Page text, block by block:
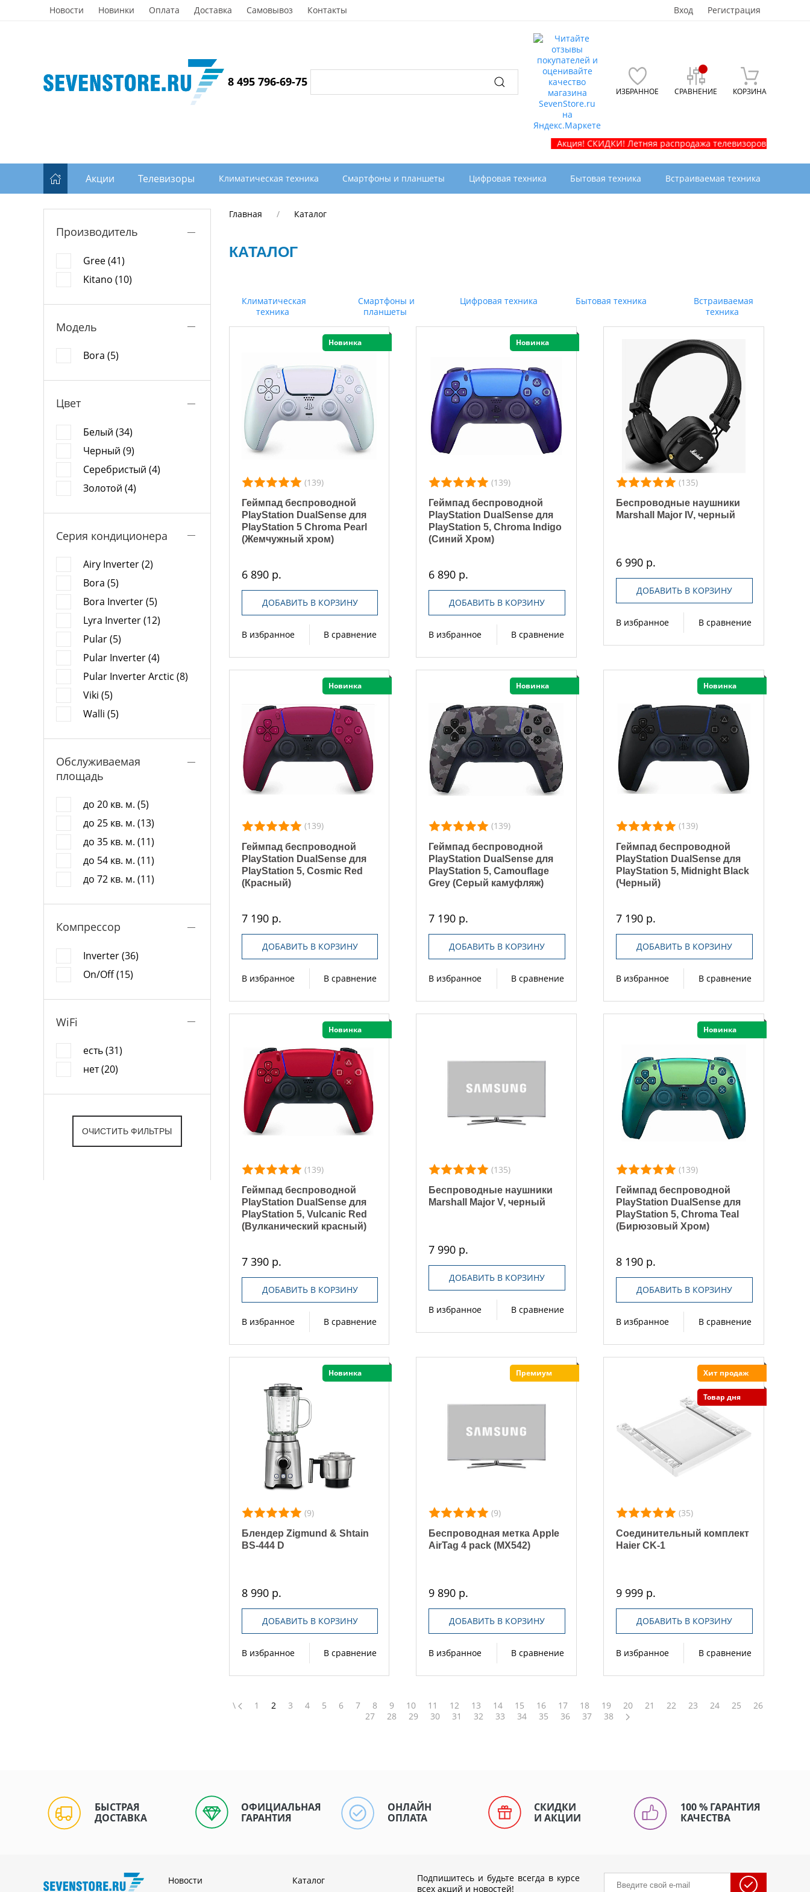
Новости Новинки Оплата Доставка Самовывоз Контакты Вход Регистрация
8 495 796-69-75
ИЗБРАННОЕ СРАВНЕНИЕ КОРЗИНА
Акция! СКИДКИ! Летняя распродажа телевизоров и бытовой
Акции Телевизоры Климатическая техника Смартфоны и планшеты Цифровая техника Бытовая техника Встраиваемая техника
Производитель
Gree (41)
Kitano (10)
Модель
Bora (5)
Цвет
Белый (34)
Черный (9)
Серебристый (4)
Золотой (4)
Серия кондиционера
Airy Inverter (2)
Bora (5)
Bora Inverter (5)
Lyra Inverter (12)
Pular (5)
Pular Inverter (4)
Pular Inverter Arctic (8)
Viki (5)
Walli (5)
Обслуживаемая
площадь
до 20 кв. м. (5)
до 25 кв. м. (13)
до 35 кв. м. (11)
до 54 кв. м. (11)
до 72 кв. м. (11)
Компрессор
Inverter (36)
On/Off (15)
WiFi
есть (31)
нет (20)
Главная Каталог
КАТАЛОГ
Климатическая
техника
Смартфоны и
планшеты
Цифровая техника Бытовая техника
Встраиваемая
техника
Новинка
(139)
Геймпад беспроводной
PlayStation DualSense для
PlayStation 5 Chroma Pearl
(Жемчужный хром)
6 890 р.
ДОБАВИТЬ В КОРЗИНУ
В избранное В сравнение
Новинка
(139)
Геймпад беспроводной
PlayStation DualSense для
PlayStation 5, Chroma Indigo
(Синий Хром)
6 890 р.
ДОБАВИТЬ В КОРЗИНУ
В избранное В сравнение
(135)
Беспроводные наушники
Marshall Major IV, черный
6 990 р.
ДОБАВИТЬ В КОРЗИНУ
В избранное В сравнение
Новинка
(139)
Геймпад беспроводной
PlayStation DualSense для
PlayStation 5, Cosmic Red
(Красный)
7 190 р.
ДОБАВИТЬ В КОРЗИНУ
В избранное В сравнение
Новинка
(139)
Геймпад беспроводной
PlayStation DualSense для
PlayStation 5, Camouflage
Grey (Серый камуфляж)
7 190 р.
ДОБАВИТЬ В КОРЗИНУ
В избранное В сравнение
Новинка
(139)
Геймпад беспроводной
PlayStation DualSense для
PlayStation 5, Midnight Black
(Черный)
7 190 р.
ДОБАВИТЬ В КОРЗИНУ
В избранное В сравнение
Новинка
(139)
Геймпад беспроводной
PlayStation DualSense для
PlayStation 5, Vulcanic Red
(Вулканический красный)
7 390 р.
ДОБАВИТЬ В КОРЗИНУ
В избранное В сравнение
(135)
Беспроводные наушники
Marshall Major V, черный
7 990 р.
ДОБАВИТЬ В КОРЗИНУ
В избранное В сравнение
Новинка
(139)
Геймпад беспроводной
PlayStation DualSense для
PlayStation 5, Chroma Teal
(Бирюзовый Хром)
8 190 р.
ДОБАВИТЬ В КОРЗИНУ
В избранное В сравнение
Новинка
(9)
Блендер Zigmund & Shtain
BS-444 D
8 990 р.
ДОБАВИТЬ В КОРЗИНУ
В избранное В сравнение
Премиум
(9)
Беспроводная метка Apple
AirTag 4 pack (MX542)
9 890 р.
ДОБАВИТЬ В КОРЗИНУ
В избранное В сравнение
Хит продаж
Товар дня
(35)
Соединительный комплект
Haier CK-1
9 999 р.
ДОБАВИТЬ В КОРЗИНУ
В избранное В сравнение
\ 1 2 3 4 5 6 7 8 9 10 11 12 13 14 15 16 17 18 19 20 21 22 23 24 25
26
27
28 29 30 31 32 33 34 35 36 37 38
БЫСТРАЯ
ДОСТАВКА
ОФИЦИАЛЬНАЯ
ГАРАНТИЯ
ОНЛАЙН
ОПЛАТА
СКИДКИ
И АКЦИИ
100 % ГАРАНТИЯ
КАЧЕСТВА
Новости
Каталог
Подпишитесь и будьте всегда в курсе
всех акций и новостей!